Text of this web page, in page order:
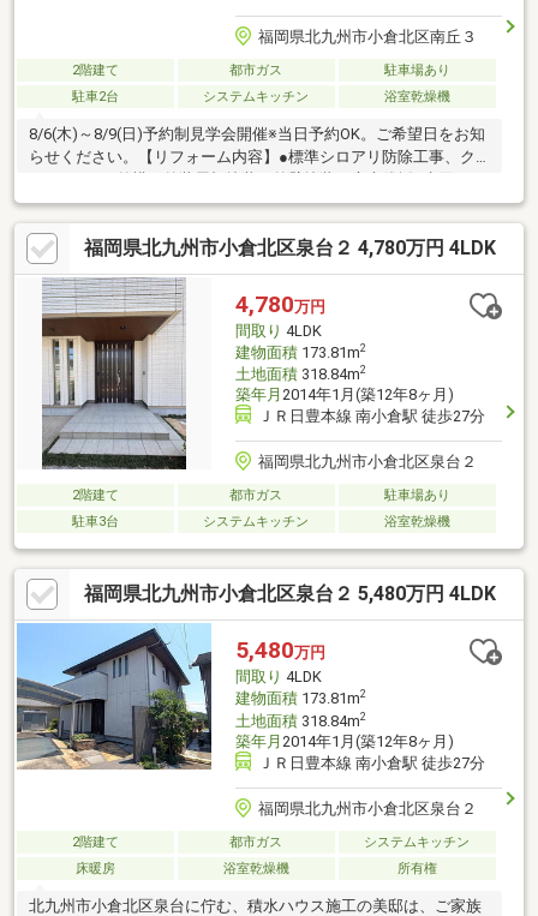
福岡県北九州市小倉北区南丘３
2階建て 都市ガス
駐車場あり
駐車2台
システムキッチン 浴室乾燥機
8/6(木)～8/9(日)予約制見学会開催※当日予約OK。ご希望日をお知
らせください。【リフォーム内容】●標準シロアリ防除工事、ク
ステムキッチン交換、ユニットバス交換、トイレ交換、洗面化粧
台交換●内装間取変更、玄関扉交換、床材上張り、クロス張替え●
その他設備給湯器交換、インターホン設置、火災警報器設置、照
明器具交換【おすすめポイント】・本物件は条件により住宅ロー
ン減税が適用されます。・雨漏り、構造上主要な部分の欠陥や・
腐食、給排水管の故障や漏水についてお引渡しより２年間保証・
シロアリ防除工事
福岡県北九州市小倉北区泉台２ 4,780万円 4LDK
4,780万円
間取り 4LDK
建物面積173.81m2
土地面積318.84m2
築年月 2014年1月(築12年8ヶ月)
ＪＲ日豊本線 南小倉駅 徒歩27分
福岡県北九州市小倉北区泉台２
2階建て 都市ガス
駐車場あり
駐車3台
システムキッチン 浴室乾燥機
福岡県北九州市小倉北区泉台２ 5,480万円 4LDK
5,480万円
間取り 4LDK
建物面積173.81m2
土地面積318.84m2
築年月 2014年1月(築12年8ヶ月)
ＪＲ日豊本線 南小倉駅 徒歩27分
福岡県北九州市小倉北区泉台２
2階建て 都市ガス
システムキッチン
床暖房
浴室乾燥機 所有権
北九州市小倉北区泉台に佇む、積水ハウス施工の美邸は、ご家族